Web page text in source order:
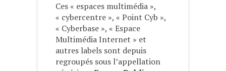
Ces « espaces multimédia »,
« cybercentre », « Point Cyb »,
« Cyberbase », « Espace
Multimédia Internet » et
autres labels sont depuis
regroupés sous l’appellation